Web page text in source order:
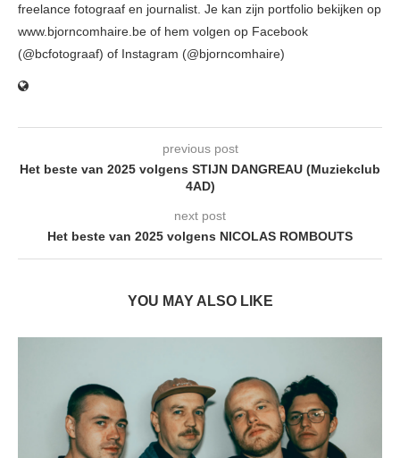
freelance fotograaf en journalist. Je kan zijn portfolio bekijken op
www.bjorncomhaire.be of hem volgen op Facebook
(@bcfotograaf) of Instagram (@bjorncomhaire)
previous post
Het beste van 2025 volgens STIJN DANGREAU (Muziekclub
4AD)
next post
Het beste van 2025 volgens NICOLAS ROMBOUTS
YOU MAY ALSO LIKE